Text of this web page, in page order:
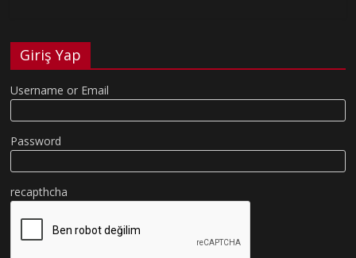
Giriş Yap
Username or Email
Password
recapthcha